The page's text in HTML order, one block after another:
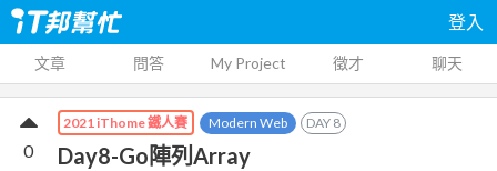
登入
文章 問答 My Project 徵才 聊天
2021 iThome 鐵人賽 Modern Web DAY 8
Day8-Go陣列Array
0